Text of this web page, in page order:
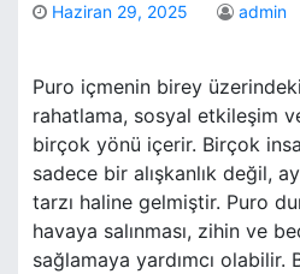
Haziran 29, 2025 admin
Puro içmenin birey
rahatlama, sosyal etkileşim
birçok yönü içerir. Birçok
sadece bir alışkanlık değil,
tarzı haline gelmiştir. Puro
havaya salınması, zihin ve
sağlamaya yardımcı olabilir.